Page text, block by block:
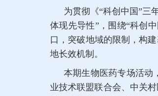
为贯彻《“科创中国”三
体现先导性”，围绕“科创
口，突破地域的限制，构
地长效机制。
本期生物医药专场活动
业技术联盟联合会、中关